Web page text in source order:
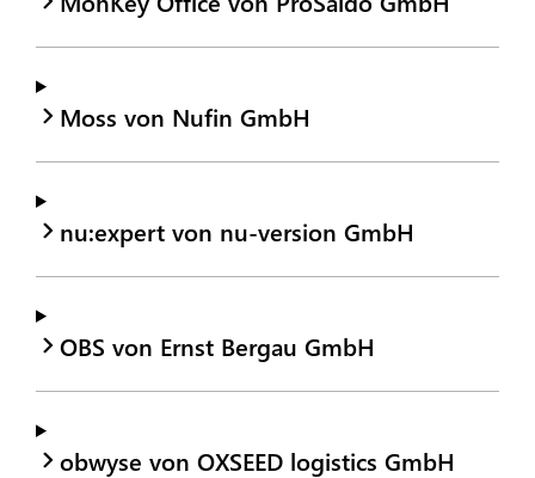
Moss von Nufin GmbH
nu:expert von nu-version GmbH
OBS von Ernst Bergau GmbH
obwyse von OXSEED logistics GmbH